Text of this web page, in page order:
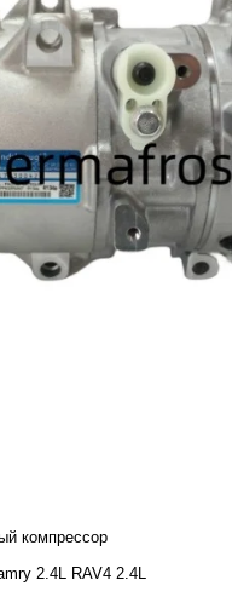
компрессор
2.4L RAV4 2.4L